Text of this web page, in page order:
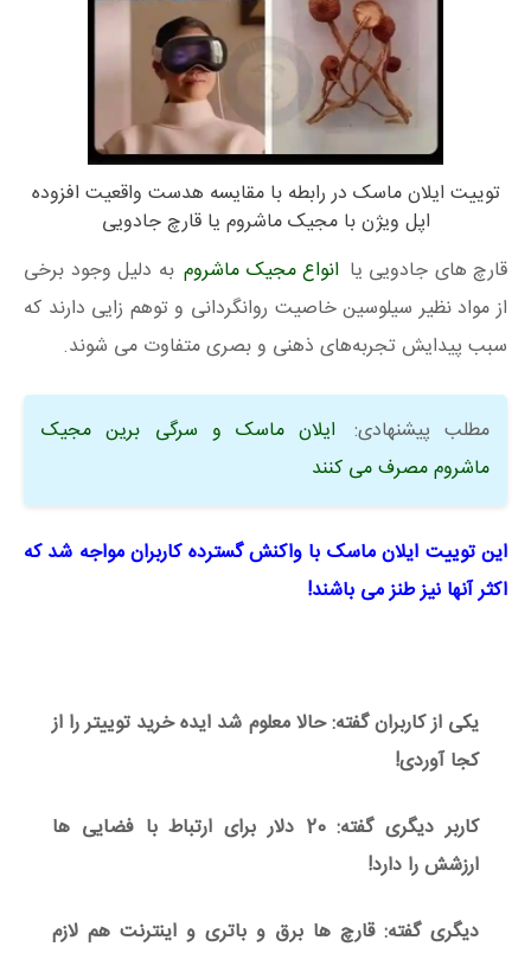
توییت ایلان ماسک در رابطه با مقایسه هدست واقعیت افزوده
اپل ویژن با مجیک ماشروم یا قارچ جادویی
قارچ های جادویی یا انواع مجیک ماشروم به دلیل وجود برخی
از مواد نظیر سیلوسین خاصیت روانگردانی و توهم زایی دارند که
سبب پیدایش تجربه‌های ذهنی و بصری متفاوت می شوند.
مطلب پیشنهادی:
ایلان ماسک و سرگی برین مجیک
ماشروم مصرف می کنند
این توییت ایلان ماسک با واکنش گسترده کاربران مواجه شد که
اکثر آنها نیز طنز می باشند!
یکی از کاربران گفته: حالا معلوم شد ایده خرید توییتر را از
کجا آوردی!
کاربر دیگری گفته: 20 دلار برای ارتباط با فضایی ها
ارزشش را دارد!
دیگری گفته: قارچ ها برق و باتری و اینترنت هم لازم